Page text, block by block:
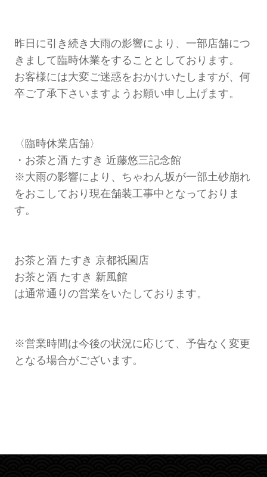
昨日に引き続き大雨の影響により、一部店舗につ
きまして臨時休業をすることとしております。
お客様には大変ご迷惑をおかけいたしますが、何
卒ご了承下さいますようお願い申し上げます。
〈臨時休業店舗〉
・お茶と酒 たすき 近藤悠三記念館
※大雨の影響により、ちゃわん坂が一部土砂崩れ
をおこしており現在舗装工事中となっておりま
す。
お茶と酒 たすき 京都祇園店
お茶と酒 たすき 新風館
は通常通りの営業をいたしております。
※営業時間は今後の状況に応じて、予告なく変更
となる場合がございます。